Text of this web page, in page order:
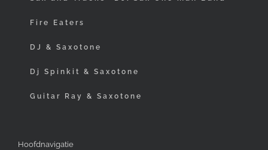
Fire Eaters
DJ & Saxotone
Dj Spinkit & Saxotone
Guitar Ray & Saxotone
Hoofdnavigatie